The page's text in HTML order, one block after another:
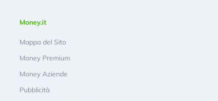
Money.it
Mappa del Sito
Money Premium
Money Aziende
Pubblicità